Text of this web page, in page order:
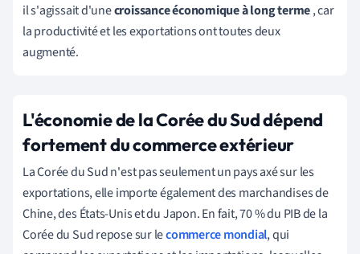
il s'agissait d'unecroissance économique à long terme, car
la productivité et les exportations ont toutes deux
augmenté.
L'économie de la Corée du Sud dépend
fortement du commerce extérieur
La Corée du Sud n'est pas seulement un pays axé sur les
exportations, elle importe également des marchandises de
Chine, des États-Unis et du Japon. En fait, 70 % du PIB de la
Corée du Sud repose sur lecommerce mondial, qui